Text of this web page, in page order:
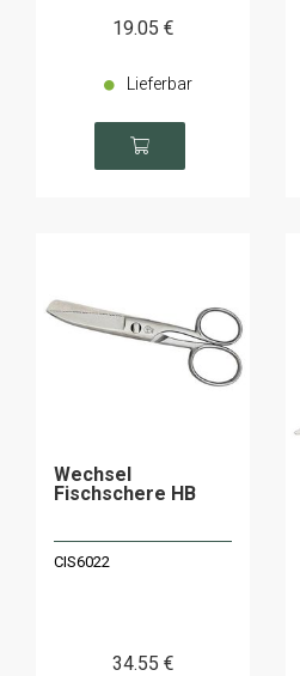
19.05 €
Lieferbar
Wechsel
Fischschere HB
CIS6022
34.55 €